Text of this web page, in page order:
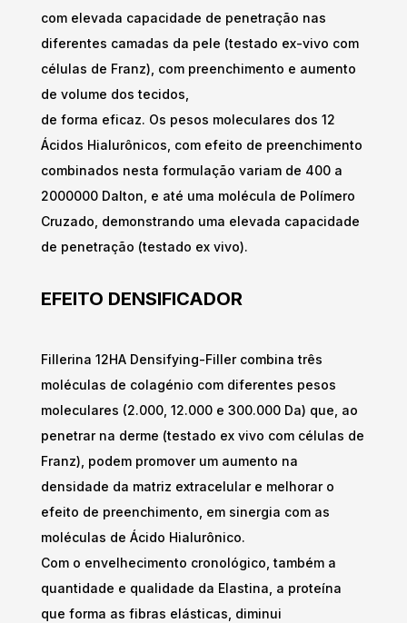
com elevada capacidade de penetração nas
diferentes camadas da pele (testado ex-vivo com
células de Franz), com preenchimento e aumento
de volume dos tecidos,
de forma eficaz. Os pesos moleculares dos 12
Ácidos Hialurônicos, com efeito de preenchimento
combinados nesta formulação variam de 400 a
2000000 Dalton, e até uma molécula de Polímero
Cruzado, demonstrando uma elevada capacidade
de penetração (testado ex vivo).
EFEITO DENSIFICADOR
Fillerina 12HA Densifying-Filler combina três
moléculas de colagénio com diferentes pesos
moleculares (2.000, 12.000 e 300.000 Da) que, ao
penetrar na derme (testado ex vivo com células de
Franz), podem promover um aumento na
densidade da matriz extracelular e melhorar o
efeito de preenchimento, em sinergia com as
moléculas de Ácido Hialurônico.
Com o envelhecimento cronológico, também a
quantidade e qualidade da Elastina, a proteína
que forma as fibras elásticas, diminui